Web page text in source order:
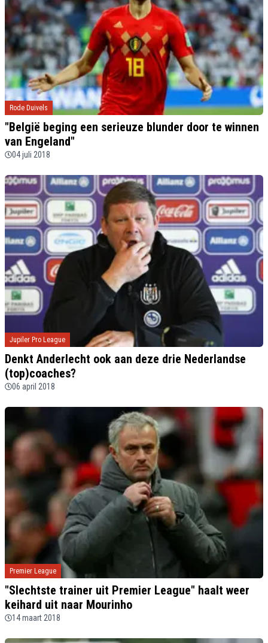
Rode Duivels
"België beging een serieuze blunder door te winnen
van Engeland"
04 juli 2018
Jupiler Pro League
Denkt Anderlecht ook aan deze drie Nederlandse
(top)coaches?
06 april 2018
Premier League
"Slechtste trainer uit Premier League" haalt weer
keihard uit naar Mourinho
14 maart 2018